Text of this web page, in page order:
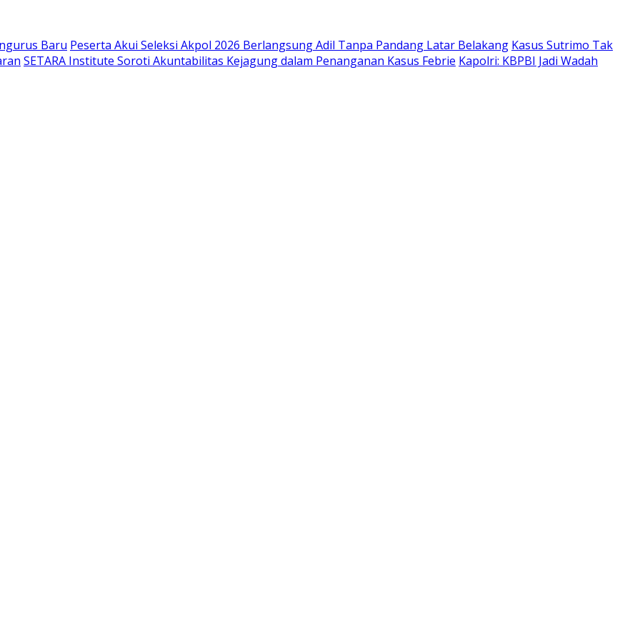
Baru Peserta Akui Seleksi Akpol 2026 Berlangsung Adil Tanpa Pandang Latar Belakang Kasus Sutrimo Tak
SETARA Institute Soroti Akuntabilitas Kejagung dalam Penanganan Kasus Febrie Kapolri: KBPBI Jadi Wadah